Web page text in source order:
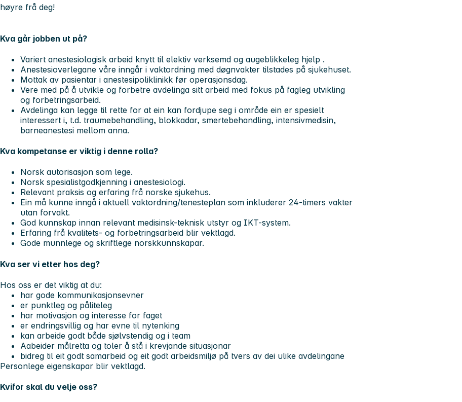
høyre frå deg!
Kva går jobben ut på?
Variert anestesiologisk arbeid knytt til elektiv verksemd og augeblikkeleg hjelp .
Anestesioverlegane våre inngår i vaktordning med døgnvakter tilstades på sjukehuset.
Mottak av pasientar i anestesipoliklinikk før operasjonsdag.
Vere med på å utvikle og forbetre avdelinga sitt arbeid med fokus på fagleg utvikling
og forbetringsarbeid.
Avdelinga kan legge til rette for at ein kan fordjupe seg i område ein er spesielt
interessert i, t.d. traumebehandling, blokkadar, smertebehandling, intensivmedisin,
barneanestesi mellom anna.
Kva kompetanse er viktig i denne rolla?
Norsk autorisasjon som lege.
Norsk spesialistgodkjenning i anestesiologi.
Relevant praksis og erfaring frå norske sjukehus.
Ein må kunne inngå i aktuell vaktordning/tenesteplan som inkluderer 24-timers vakter
utan forvakt.
God kunnskap innan relevant medisinsk-teknisk utstyr og IKT-system.
Erfaring frå kvalitets- og forbetringsarbeid blir vektlagd.
Gode munnlege og skriftlege norskkunnskapar.
Kva ser vi etter hos deg?
Hos oss er det viktig at du:
har gode kommunikasjonsevner
er punktleg og påliteleg
har motivasjon og interesse for faget
er endringsvillig og har evne til nytenking
kan arbeide godt både sjølvstendig og i team
Aabeider målretta og toler å stå i krevjande situasjonar
bidreg til eit godt samarbeid og eit godt arbeidsmiljø på tvers av dei ulike avdelingane
Personlege eigenskapar blir vektlagd.
Kvifor skal du velje oss?